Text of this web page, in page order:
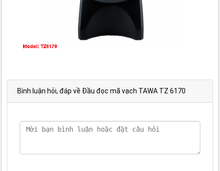
Bình luận hỏi, đáp về Đầu đọc mã vạch TAWA TZ 6170